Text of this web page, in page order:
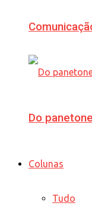
Do
Colunas
Tudo